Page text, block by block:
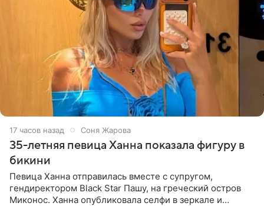
17 часов назад Соня Жарова
35-летняя певица Ханна показала фигуру в
бикини
Певица Ханна отправилась вместе с супругом,
гендиректором Black Star Пашу, на греческий остров
Миконос. Ханна опубликовала селфи в зеркале и